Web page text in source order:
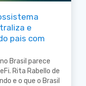
e
pais com
Brasil parece
Rita Rabello de
e o que o Brasil